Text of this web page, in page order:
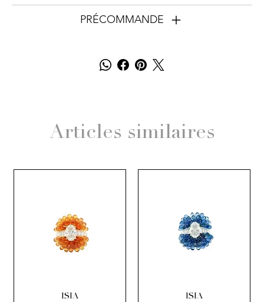
PRÉCOMMANDE
Articles similaires
ISIA ISIA